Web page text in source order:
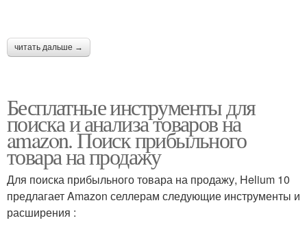
читать дальше →
Бесплатные инструменты для
поиска и анализа товаров на
amazon. Поиск прибыльного
товара на продажу
Для поиска прибыльного товара на продажу, Helium 10
предлагает Amazon селлерам следующие инструменты и
расширения :